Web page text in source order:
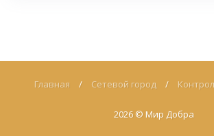
Главная / Сетевой город /
2026 © Мир Добра